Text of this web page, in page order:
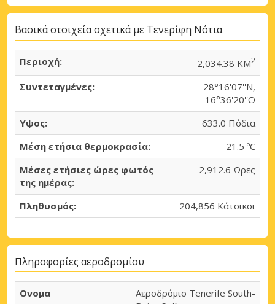
Μεγάλες εξοικονομήσεις
Αποκτήστε πρόσβαση σε αποκλειστικές
προσφορές συνεργατών
Σύνδεση με eLink
Βασικά στοιχεία σχετικά με Τενερίφη Νότια
Περιοχή: 2,034.38 KM2
Συντεταγμένες:
28°16'07''N,
16°36'20''O
Υψος:
633.0 Πόδια
Μέση ετήσια θερμοκρασία:
21.5 ºC
Μέσες ετήσιες ώρες φωτός
της ημέρας:
2,912.6 Ωρες
Πληθυσμός: 204,856 Κάτοικοι
Πληροφορίες αεροδρομίου
Ονομα
Αεροδρόμιο Tenerife South-